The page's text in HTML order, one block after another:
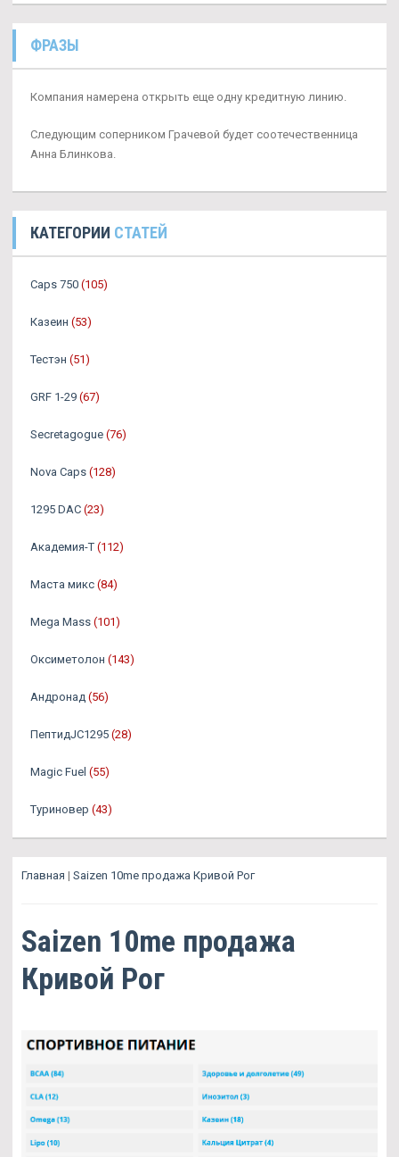
ФРАЗЫ
Компания намерена открыть еще одну кредитную линию.
Следующим соперником Грачевой будет соотечественница
Анна Блинкова.
КАТЕГОРИИ СТАТЕЙ
Caps 750 (105)
Казеин (53)
Тестэн (51)
GRF 1-29 (67)
Secretagogue (76)
Nova Caps (128)
1295 DAC (23)
Академия-Т (112)
Маста микс (84)
Mega Mass (101)
Оксиметолон (143)
Андронад (56)
ПептидJC1295 (28)
Magic Fuel (55)
Туриновер (43)
Главная | Saizen 10me продажа Кривой Рог
Saizen 10me продажа
Кривой Рог